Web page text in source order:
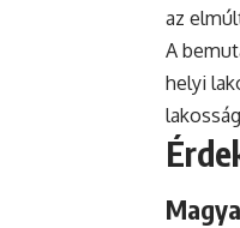
az
A
helyi